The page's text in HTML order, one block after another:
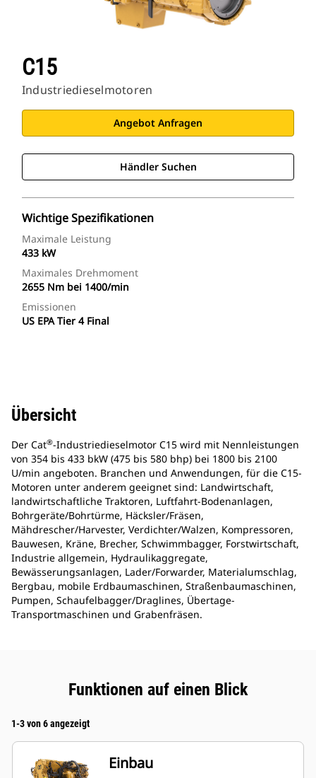
C15
Industriedieselmotoren
Angebot Anfragen
Händler Suchen
Wichtige Spezifikationen
Maximale Leistung
433 kW
Maximales Drehmoment
2655 Nm bei 1400/min
Emissionen
US EPA Tier 4 Final
Übersicht
Der Cat®-Industriedieselmotor C15 wird mit Nennleistungen
von 354 bis 433 bkW (475 bis 580 bhp) bei 1800 bis 2100
U/min angeboten. Branchen und Anwendungen, für die C15-
Motoren unter anderem geeignet sind: Landwirtschaft,
landwirtschaftliche Traktoren, Luftfahrt-Bodenanlagen,
Bohrgeräte/Bohrtürme, Häcksler/Fräsen,
Mähdrescher/Harvester, Verdichter/Walzen, Kompressoren,
Bauwesen, Kräne, Brecher, Schwimmbagger, Forstwirtschaft,
Industrie allgemein, Hydraulikaggregate,
Bewässerungsanlagen, Lader/Forwarder, Materialumschlag,
Bergbau, mobile Erdbaumaschinen, Straßenbaumaschinen,
Pumpen, Schaufelbagger/Draglines, Übertage-
Transportmaschinen und Grabenfräsen.
Funktionen auf einen Blick
1-3 von 6 angezeigt
Einbau